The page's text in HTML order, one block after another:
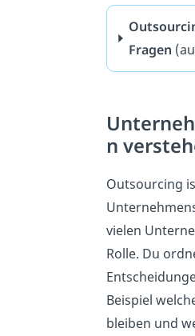
Fragen
n
Outsourcing
vielen
Rolle. Du
Beispiel
bleiben und